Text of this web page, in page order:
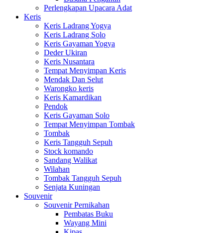
Perlengkapan Upacara Adat
Keris
Keris Ladrang Yogya
Keris Ladrang Solo
Keris Gayaman Yogya
Deder Ukiran
Keris Nusantara
Tempat Menyimpan Keris
Mendak Dan Selut
Warongko keris
Keris Kamardikan
Pendok
Keris Gayaman Solo
Tempat Menyimpan Tombak
Tombak
Keris Tangguh Sepuh
Stock komando
Sandang Walikat
Wilahan
Tombak Tangguh Sepuh
Senjata Kuningan
Souvenir
Souvenir Pernikahan
Pembatas Buku
Wayang Mini